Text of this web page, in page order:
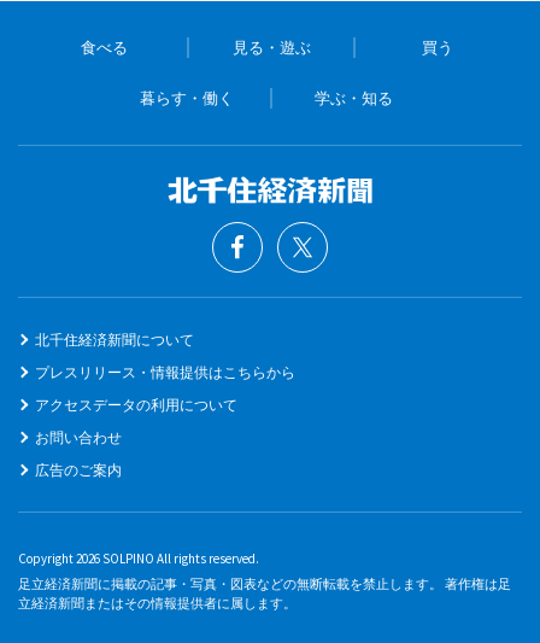
食べる 見る・遊ぶ 買う
暮らす・働く 学ぶ・知る
北千住経済新聞について
プレスリリース・情報提供はこちらから
アクセスデータの利用について
お問い合わせ
広告のご案内
Copyright 2026 SOLPINO All rights reserved.
足立経済新聞に掲載の記事・写真・図表などの無断転載を禁止します。 著作権は足
立経済新聞またはその情報提供者に属します。